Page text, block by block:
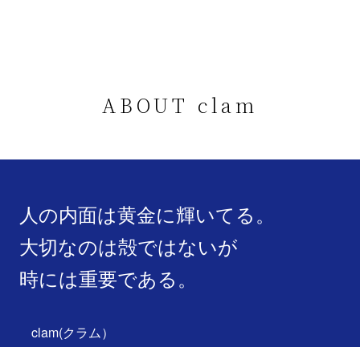
ABOUT clam
人の内面は黄金に輝いてる。
大切なのは殻ではないが
時には重要である。
clam(クラム）